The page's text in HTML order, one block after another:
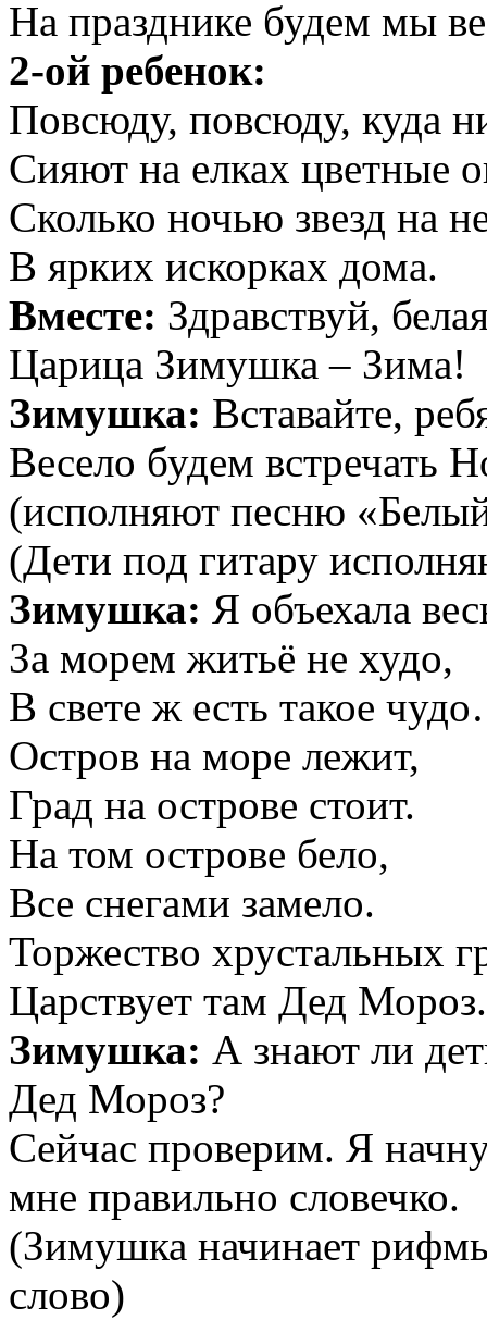
На празднике будем мы
2-ой ребенок:
Повсюду, повсюду, куда
Сияют на елках цветные
Сколько ночью звезд на
В ярких искорках дома.
Вместе: Здравствуй,
Царица Зимушка – Зима!
Зимушка: Вставайте,
Весело будем встречать
(исполняют песню
(Дети под гитару
Зимушка: Я объехала
За морем житьё не худо,
В свете ж есть такое
Остров на море лежит,
Град на острове стоит.
На том острове бело,
Все снегами замело.
Торжество хрустальных
Царствует там Дед Мороз.
Зимушка: А знают ли
Дед Мороз?
Сейчас проверим. Я
мне правильно словечко.
(Зимушка начинает
слово)